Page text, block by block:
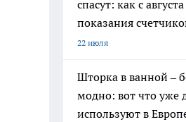
спасут: как с
показания
22 июля
Шторка в ванной –
модно: вот что уже
используют в